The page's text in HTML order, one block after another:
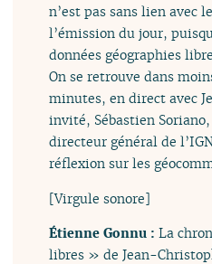
n’est pas sans lien avec
l’émission du jour,
données géographies
On se retrouve dans
minutes, en direct avec
invité, Sébastien
directeur général de
réflexion sur les
[Virgule sonore]
Étienne Gonnu :La
libres » de Jean-